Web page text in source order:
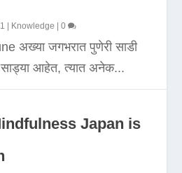
Knowledge |0
अख्या जगभरात पुणेरी साडी
आहेत, त्यात अनेक...
Japan is